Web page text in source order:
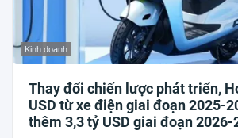
Kinh doanh
Thay đổi chiến lược phát triển,
USD từ xe điện giai đoạn 2025-
thêm 3,3 tỷ USD giai đoạn 2026-